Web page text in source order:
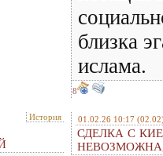
близка
ислама.
8
История 01.02.26 10:17
СДЕЛКА С